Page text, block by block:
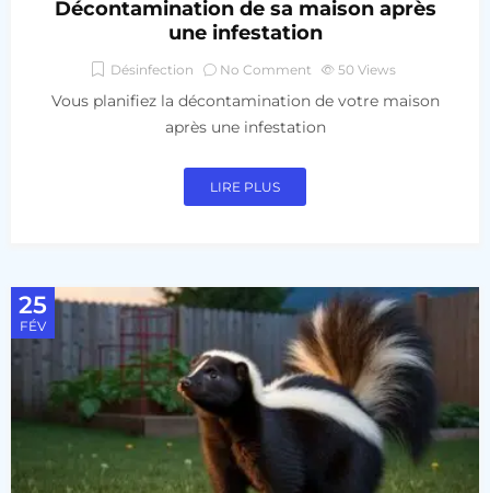
Décontamination de sa maison après
une infestation
Désinfection No Comment 50 Views
Vous planifiez la décontamination de votre maison
après une infestation
LIRE PLUS
25
FÉV